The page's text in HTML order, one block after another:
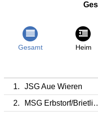
Gesamt Heim
1. JSG Aue Wieren
2.
MSG